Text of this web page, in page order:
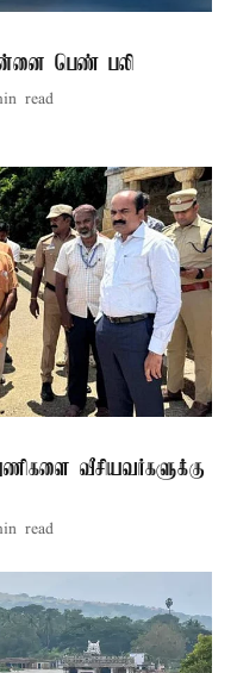
பெண் பலி
read
வீசியவர்களுக்கு
read